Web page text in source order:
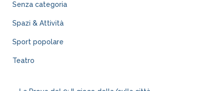
Senza categoria
Spazi & Attività
Sport popolare
Teatro